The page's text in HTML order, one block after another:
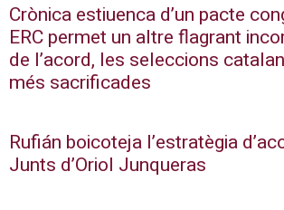
Crònica estiuenca d’un pacte
ERC permet un altre flagrant
de l’acord, les seleccions
més sacrificades
Rufián boicoteja l’estratègia
Junts d’Oriol Junqueras